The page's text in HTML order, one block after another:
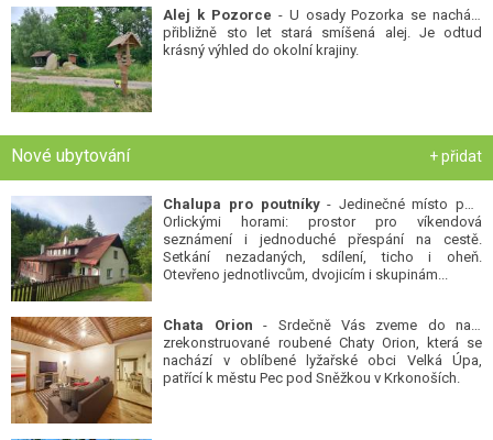
Alej k Pozorce - U osady Pozorka se nachází
přibližně sto let stará smíšená alej. Je odtud
krásný výhled do okolní krajiny.
Nové ubytování + přidat
Chalupa pro poutníky- Jedinečné místo pod
Orlickými horami: prostor pro víkendová
seznámení i jednoduché přespání na cestě.
Setkání nezadaných, sdílení, ticho i oheň.
Otevřeno jednotlivcům, dvojicím i skupinám...
Chata Orion - Srdečně Vás zveme do naší
zrekonstruované roubené Chaty Orion, která se
nachází v oblíbené lyžařské obci Velká Úpa,
patřící k městu Pec pod Sněžkou v Krkonoších.